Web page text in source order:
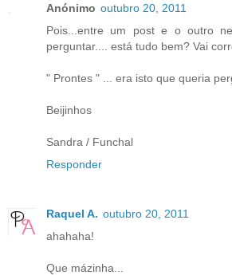
Anónimo outubro 20, 2011
Pois...entre um post e o outro
perguntar.... está tudo bem? Vai
" Prontes " ... era isto que queria
Beijinhos
Sandra / Funchal
Responder
Raquel A. outubro 20, 2011
ahahaha!
Que mázinha...